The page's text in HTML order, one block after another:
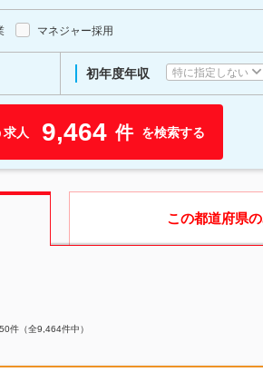
マネジャー採用
初年度年収 特に指定しない
求人 9,464 件 を検索する
この都道府県
50件（全9,464件中）